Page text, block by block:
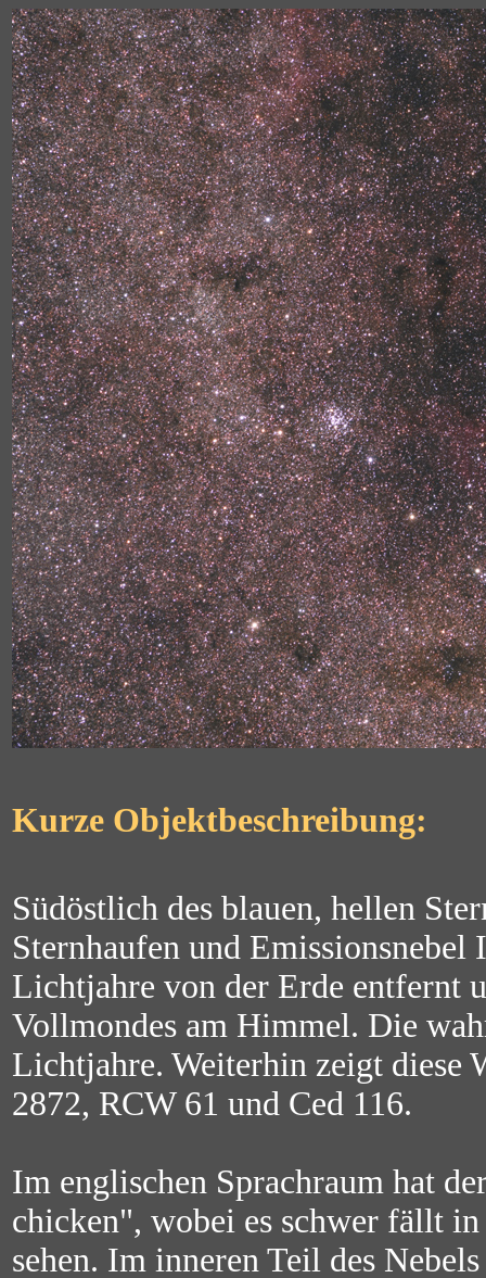
Kurze Objektbeschreibung:
Südöstlich des blauen, hellen
Sternhaufen und
Lichtjahre von der Erde entfernt
Vollmondes am Himmel. Die
Lichtjahre. Weiterhin zeigt diese
2872, RCW 61 und Ced 116.
Im englischen Sprachraum hat
chicken", wobei es schwer fällt
sehen. Im inneren Teil des